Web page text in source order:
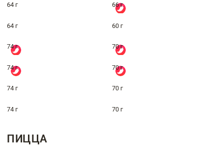
64 г 66 г
64 г 60 г
74 г 70 г
74 г 70 г
74 г 70 г
74 г 70 г
ПИЦЦА